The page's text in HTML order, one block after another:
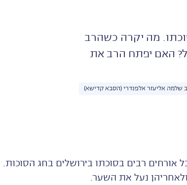
מה יקרה כשהרב
האם יפתח הרב את
שלמה אליעזר אלפנדרי (הסבא קדישא)
רבים בסוכתו בירושלים בחג הסוכות.
נעל את השער.